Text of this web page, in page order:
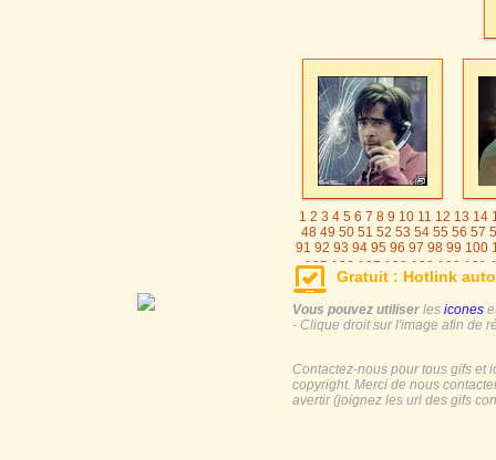
1 2 3 4 5 6 7 8 9 10 11 12 13 14
48 49 50 51 52 53 54 55 56 57
91 92 93 94 95 96 97 98 99 100
125 126 127 128 129 130 131
155
156 157 158 159 160 161
185
188 190
Gratuit : Hotlink
Vous pouvez utiliser les icones
- Clique droit sur l'image afin de
Contactez-nous pour tous gifs et
copyright. Merci de nous
avertir (joignez les url des gifs